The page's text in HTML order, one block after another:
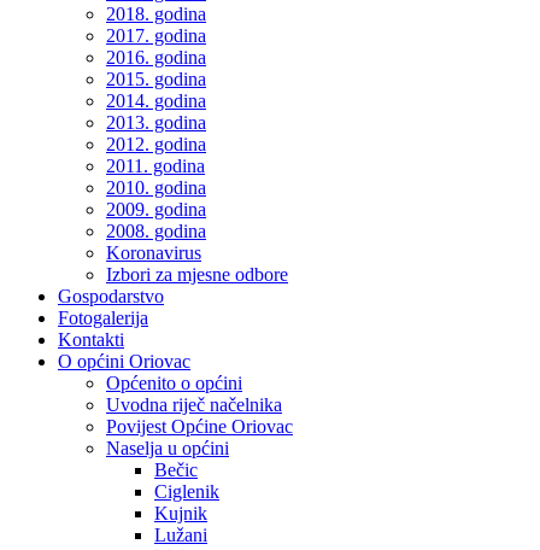
2018. godina
2017. godina
2016. godina
2015. godina
2014. godina
2013. godina
2012. godina
2011. godina
2010. godina
2009. godina
2008. godina
Koronavirus
Izbori za mjesne odbore
Gospodarstvo
Fotogalerija
Kontakti
O općini Oriovac
Općenito o općini
Uvodna riječ načelnika
Povijest Općine Oriovac
Naselja u općini
Bečic
Ciglenik
Kujnik
Lužani